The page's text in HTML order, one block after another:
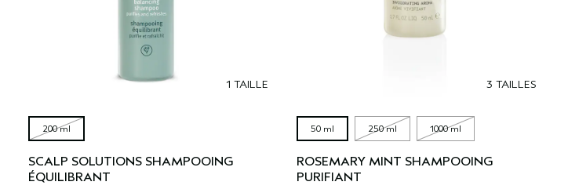
1 TAILLE
200 ml
SCALP SOLUTIONS SHAMPOOING
ÉQUILIBRANT
3 TAILLES
50 ml 250 ml 1000 ml
ROSEMARY MINT SHAMPOOING
PURIFIANT